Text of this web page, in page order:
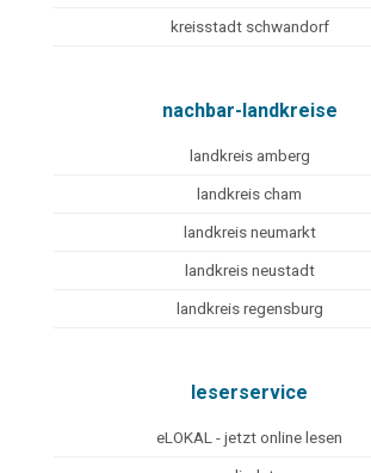
kreisstadt schwandorf
nachbar-landkreise
landkreis amberg
landkreis cham
landkreis neumarkt
landkreis neustadt
landkreis regensburg
leserservice
eLOKAL - jetzt online lesen